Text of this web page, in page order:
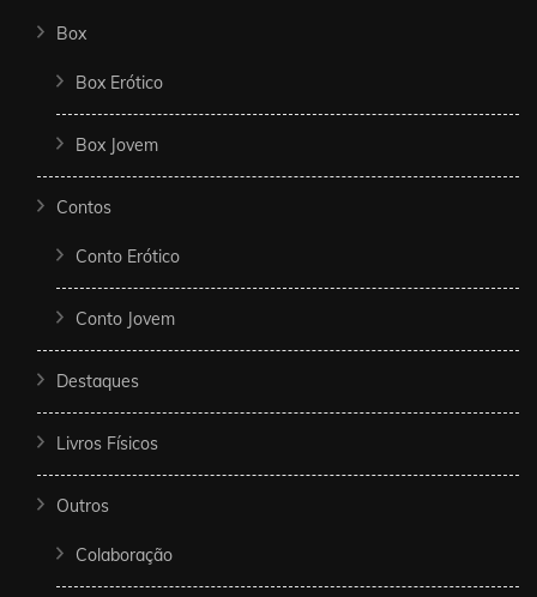
Box
Box Erótico
Box Jovem
Contos
Conto Erótico
Conto Jovem
Destaques
Livros Físicos
Outros
Colaboração